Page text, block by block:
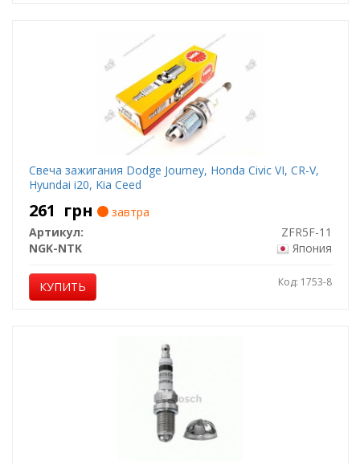
Свеча зажигания Dodge Journey, Honda Civic VI, CR-V,
Hyundai i20, Kia Ceed
261 грн
завтра
Артикул:
ZFR5F-11
NGK-NTK
Япония
КУПИТЬ Код: 1753-8